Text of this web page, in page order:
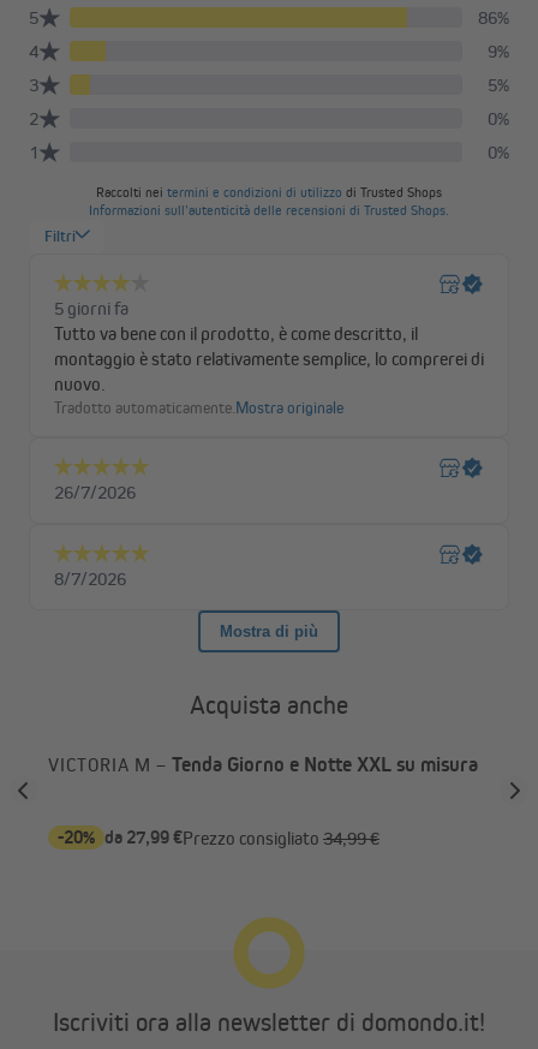
Qualità europea curata in ogni dettaglio
Ogni tenda Victoria M. viene realizzata nella nostra fabbrica
europea da personale specializzato. Materiali selezionati,
lavorazioni accurate e tecnologie moderne garantiscono un
prodotto durevole, affidabile e bello da vedere anche dopo anni di
utilizzo.
Comfort su misura per il tuo ambiente
Con la tenda giorno e notte puoi regolare facilmente la quantità
di luce naturale all'interno della stanza. Una luce morbida durante
la colazione, una piacevole penombra mentre lavori o una
dalle tue esigenze.
surriscaldamento degli ambienti durante i mesi più caldi e
mantengono colori brillanti nel tempo grazie all'elevata
Acquista anche
VICTORIA M – Tenda Giorno e Notte XXL su misura
-20% da 27,99 €Prezzo consigliato 34,99 €
Iscriviti ora alla newsletter di domondo.it!